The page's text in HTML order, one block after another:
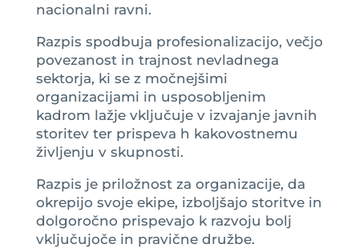
nacionalni ravni.
Razpis spodbuja profesionalizacijo, večjo
povezanost in trajnost nevladnega
sektorja, ki se z močnejšimi
organizacijami in usposobljenim
kadrom lažje vključuje v izvajanje javnih
storitev ter prispeva h kakovostnemu
življenju v skupnosti.
Razpis je priložnost za organizacije, da
okrepijo svoje ekipe, izboljšajo storitve in
dolgoročno prispevajo k razvoju bolj
vključujoče in pravične družbe.